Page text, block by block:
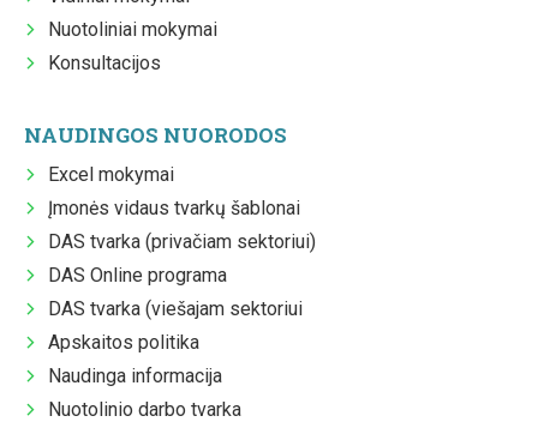
Nuotoliniai mokymai
Konsultacijos
NAUDINGOS NUORODOS
Excel mokymai
Įmonės vidaus tvarkų šablonai
DAS tvarka (privačiam sektoriui)
DAS Online programa
DAS tvarka (viešajam sektoriui
Apskaitos politika
Naudinga informacija
Nuotolinio darbo tvarka